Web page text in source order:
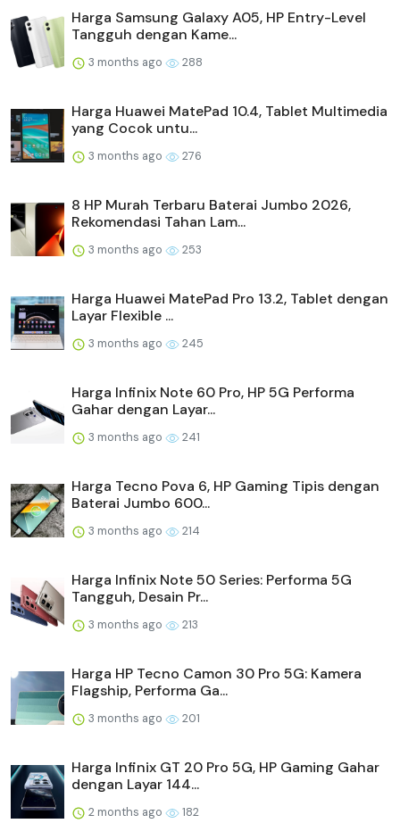
Harga Samsung Galaxy A05, HP Entry-Level
Tangguh dengan Kame...
3 months ago 288
Harga Huawei MatePad 10.4, Tablet Multimedia
yang Cocok untu...
3 months ago 276
8 HP Murah Terbaru Baterai Jumbo 2026,
Rekomendasi Tahan Lam...
3 months ago 253
Harga Huawei MatePad Pro 13.2, Tablet dengan
Layar Flexible ...
3 months ago 245
Harga Infinix Note 60 Pro, HP 5G Performa
Gahar dengan Layar...
3 months ago 241
Harga Tecno Pova 6, HP Gaming Tipis dengan
Baterai Jumbo 600...
3 months ago 214
Harga Infinix Note 50 Series: Performa 5G
Tangguh, Desain Pr...
3 months ago 213
Harga HP Tecno Camon 30 Pro 5G: Kamera
Flagship, Performa Ga...
3 months ago 201
Harga Infinix GT 20 Pro 5G, HP Gaming Gahar
dengan Layar 144...
2 months ago 182